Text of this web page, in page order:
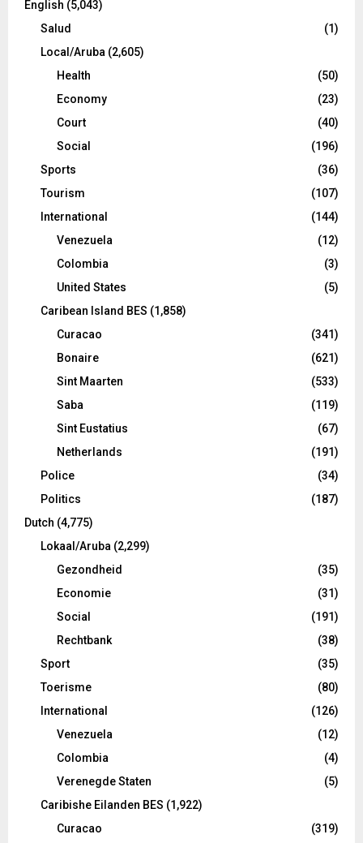
English (5,043)
Salud
(1)
Local/Aruba (2,605)
Health
(50)
Economy
(23)
Court
(40)
Social
(196)
Sports
(36)
Tourism
(107)
International
(144)
Venezuela
(12)
Colombia
(3)
United States
(5)
Caribean Island BES (1,858)
Curacao
(341)
Bonaire
(621)
Sint Maarten
(533)
Saba
(119)
Sint Eustatius
(67)
Netherlands
(191)
Police
(34)
Politics
(187)
Dutch (4,775)
Lokaal/Aruba (2,299)
Gezondheid
(35)
Economie
(31)
Social
(191)
Rechtbank
(38)
Sport
(35)
Toerisme
(80)
International
(126)
Venezuela
(12)
Colombia
(4)
Verenegde Staten
(5)
Caribishe Eilanden BES (1,922)
Curacao
(319)